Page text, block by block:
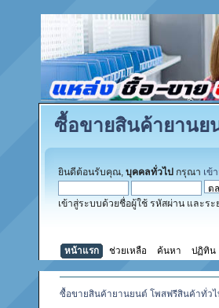
ซื้อขายสินค้ายานย
ยินดีต้อนรับคุณ, บุคคลทั่วไป กรุณา เข้
เข้าสู่ระบบด้วยชื่อผู้ใช้ รหัสผ่าน และระ
หน้าแรก ช่วยเหลือ ค้นหา ปฏิทิน
ซื้อขายสินค้ายานยนต์ โพสฟรีสินค้าทั่วไ